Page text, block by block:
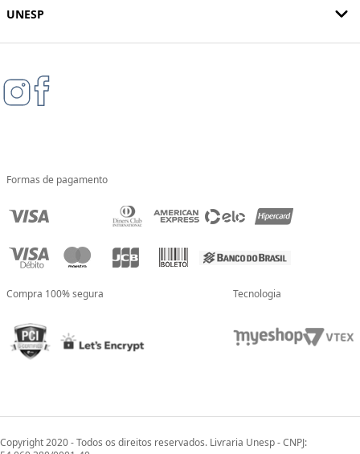
UNESP
Formas de pagamento
Compra 100% segura Tecnologia
Copyright 2020 - Todos os direitos reservados. Livraria Unesp - CNPJ: